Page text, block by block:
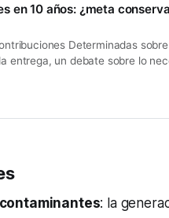
en 10 años: ¿meta
Determinadas
entrega, un debate sobre lo
: la